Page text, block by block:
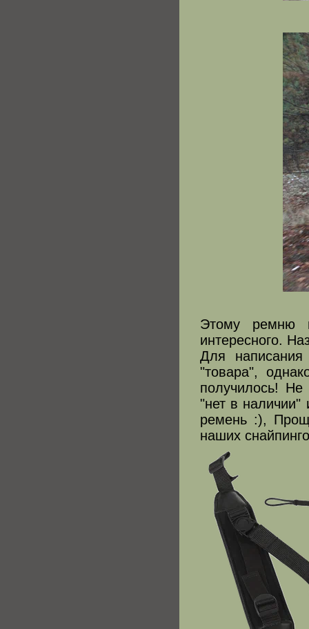
Этому ремню
интересного.
Для
"товара",
получилось!
"нет в наличии"
ремень :),
наших